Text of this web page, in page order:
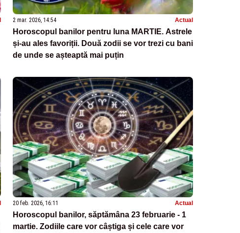
2 mar. 2026, 14:54 Actual
Horoscopul banilor pentru luna MARTIE. Astrele
și-au ales favoriții. Două zodii se vor trezi cu bani
de unde se așteaptă mai puțin
20 feb. 2026, 16:11 Actual
Horoscopul banilor, săptămâna 23 februarie - 1
martie. Zodiile care vor câștiga și cele care vor